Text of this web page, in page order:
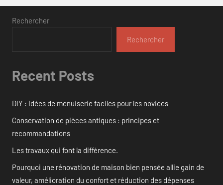
Rechercher
Rechercher
Recent Posts
DIY : Idées de menuiserie faciles pour les novices
Conservation de pièces antiques : principes et
recommandations
Les travaux qui font la différence.
Pourquoi une rénovation de maison bien pensée allie gain de
valeur, amélioration du confort et réduction des dépenses